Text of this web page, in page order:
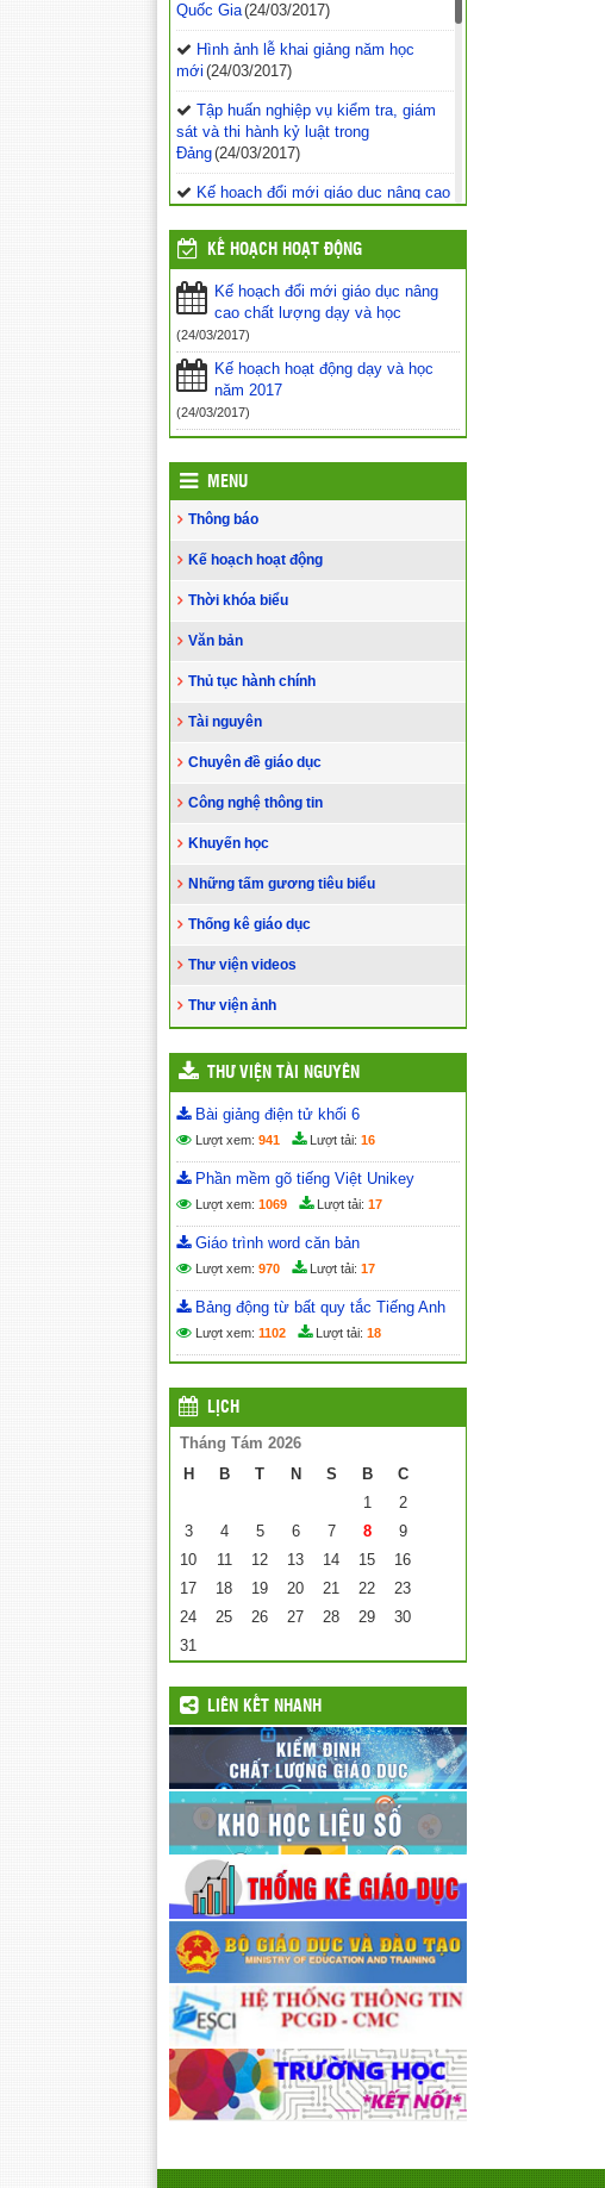
Quốc Gia(24/03/2017)
Hình ảnh lễ khai giảng năm học
mới (24/03/2017)
Tập huấn nghiệp vụ kiểm tra, giám
sát và thi hành kỷ luật trong
Đảng(24/03/2017)
Kế hoạch đổi mới giáo dục nâng cao
Tuyên truyền phòng chống tội phạm,
tội phạm ma túy và tệ nạn xã hội trong
học sinh (24/03/2017)
Vinh danh 42 giáo viên tiêu biểu
công tác tại vùng biển đảo khó
khăn (24/03/2017)
Tăng cường các biện pháp ngăn
chặn bạo lực học đường(24/03/2017)
Bộ GDĐT luôn cầu thị, lắng nghe,
tiếp thu ý kiến từ các cơ quan báo
chí(24/03/2017)
KẾ HOẠCH HOẠT ĐỘNG
Kế hoạch đổi mới giáo dục nâng
cao chất lượng dạy và học
(24/03/2017)
Kế hoạch hoạt động dạy và học
năm 2017
(24/03/2017)
MENU
Thông báo
Kế hoạch hoạt động
Thời khóa biểu
Văn bản
Thủ tục hành chính
Tài nguyên
Chuyên đề giáo dục
Công nghệ thông tin
Khuyến học
Những tấm gương tiêu biểu
Thống kê giáo dục
Thư viện videos
Thư viện ảnh
THƯ VIỆN TÀI NGUYÊN
Bài giảng điện tử khối 6
Lượt xem: 941 Lượt tải: 16
Phần mềm gõ tiếng Việt Unikey
Lượt xem: 1069 Lượt tải: 17
Giáo trình word căn bản
Lượt xem: 970 Lượt tải: 17
Bảng động từ bất quy tắc Tiếng Anh
Lượt xem: 1102 Lượt tải: 18
LỊCH
Tháng Tám 2026
H
B T N S B
C
1
2
3
4 5 6 7 8
9
10
11 12 13 14 15
16
17
18 19 20 21 22
23
24
25 26 27 28 29
30
31
LIÊN KẾT NHANH